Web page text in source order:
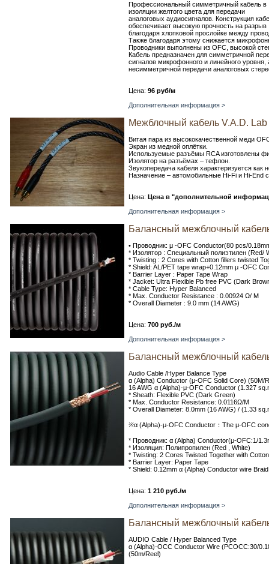
Профессиональный симметричный кабель в
изоляции желтого цвета для передачи
аналоговых аудиосигналов. Конструкция
обеспечивает высокую прочность на разрыв
благодаря хлопковой прослойке между
Также благодаря этому снижается
Проводники выполнены из OFC, высокой
Кабель предназначен для симметричной
сигналов микрофонного и линейного уровня,
несимметричной передачи аналоговых
Цена: 96 руб/м
Дополнительная информация >
Межблочный кабель V.A.D.
Витая пара из высококачественной меди
Экран из медной оплётки.
Используемые разъёмы RCA изготовлены
Изолятор на разъёмах – тефлон.
Звукопередача кабеля характеризуется
Назначение – автомобильные Hi-Fi и Hi-End
Цена: Цена в "дополнительной
Дополнительная информация >
Балансный межблочный
• Проводник: μ -OFC Conductor(80 pcs/
* Изолятор : Специальный полиэтилен (Red/
* Twisting : 2 Cores with Cotton fillers twisted
* Shield: AL/PET tape wrap+0.12mm μ -OFC
* Barrier Layer : Paper Tape Wrap
* Jacket: Ultra Flexible Pb free PVC (Dark
* Cable Type: Hyper Balanced
* Max. Conductor Resistance : 0.00924 Ω/ M
* Overall Diameter : 9.0 mm (14 AWG)
Цена: 700 руб./м
Дополнительная информация >
Балансный межблочный
Audio Cable /Hyper Balance Type
α (Alpha) Conductor (μ-OFC Solid Core) (50M/
16 AWG α (Alpha)-μ-OFC Conductor (1.327
* Sheath: Flexible PVC (Dark Green)
* Max. Conductor Resistance: 0.0116Ω/M
* Overall Diameter: 8.0mm (16 AWG) / (1.33
※α (Alpha)-μ-OFC Conductor：The μ-OFC
* Проводник: α (Alpha) Conductor(μ-OFC:1/
* Изоляция: Полипропилен (Red , White)
* Twisting: 2 Cores Twisted Together with
* Barrier Layer: Paper Tape
* Shield: 0.12mm α (Alpha) Conductor wire Braid
Цена: 1 210 руб./м
Дополнительная информация >
Балансный межблочный
AUDIO Cable / Hyper Balanced Type
α (Alpha)-OCC Conductor Wire (PCOCC:30/
(50m/Reel)